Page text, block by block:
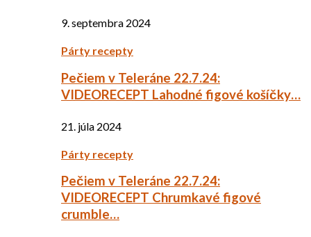
9. septembra 2024
Párty recepty
Pečiem v Teleráne 22.7.24:
VIDEORECEPT Lahodné figové košíčky…
21. júla 2024
Párty recepty
Pečiem v Teleráne 22.7.24:
VIDEORECEPT Chrumkavé figové
crumble…